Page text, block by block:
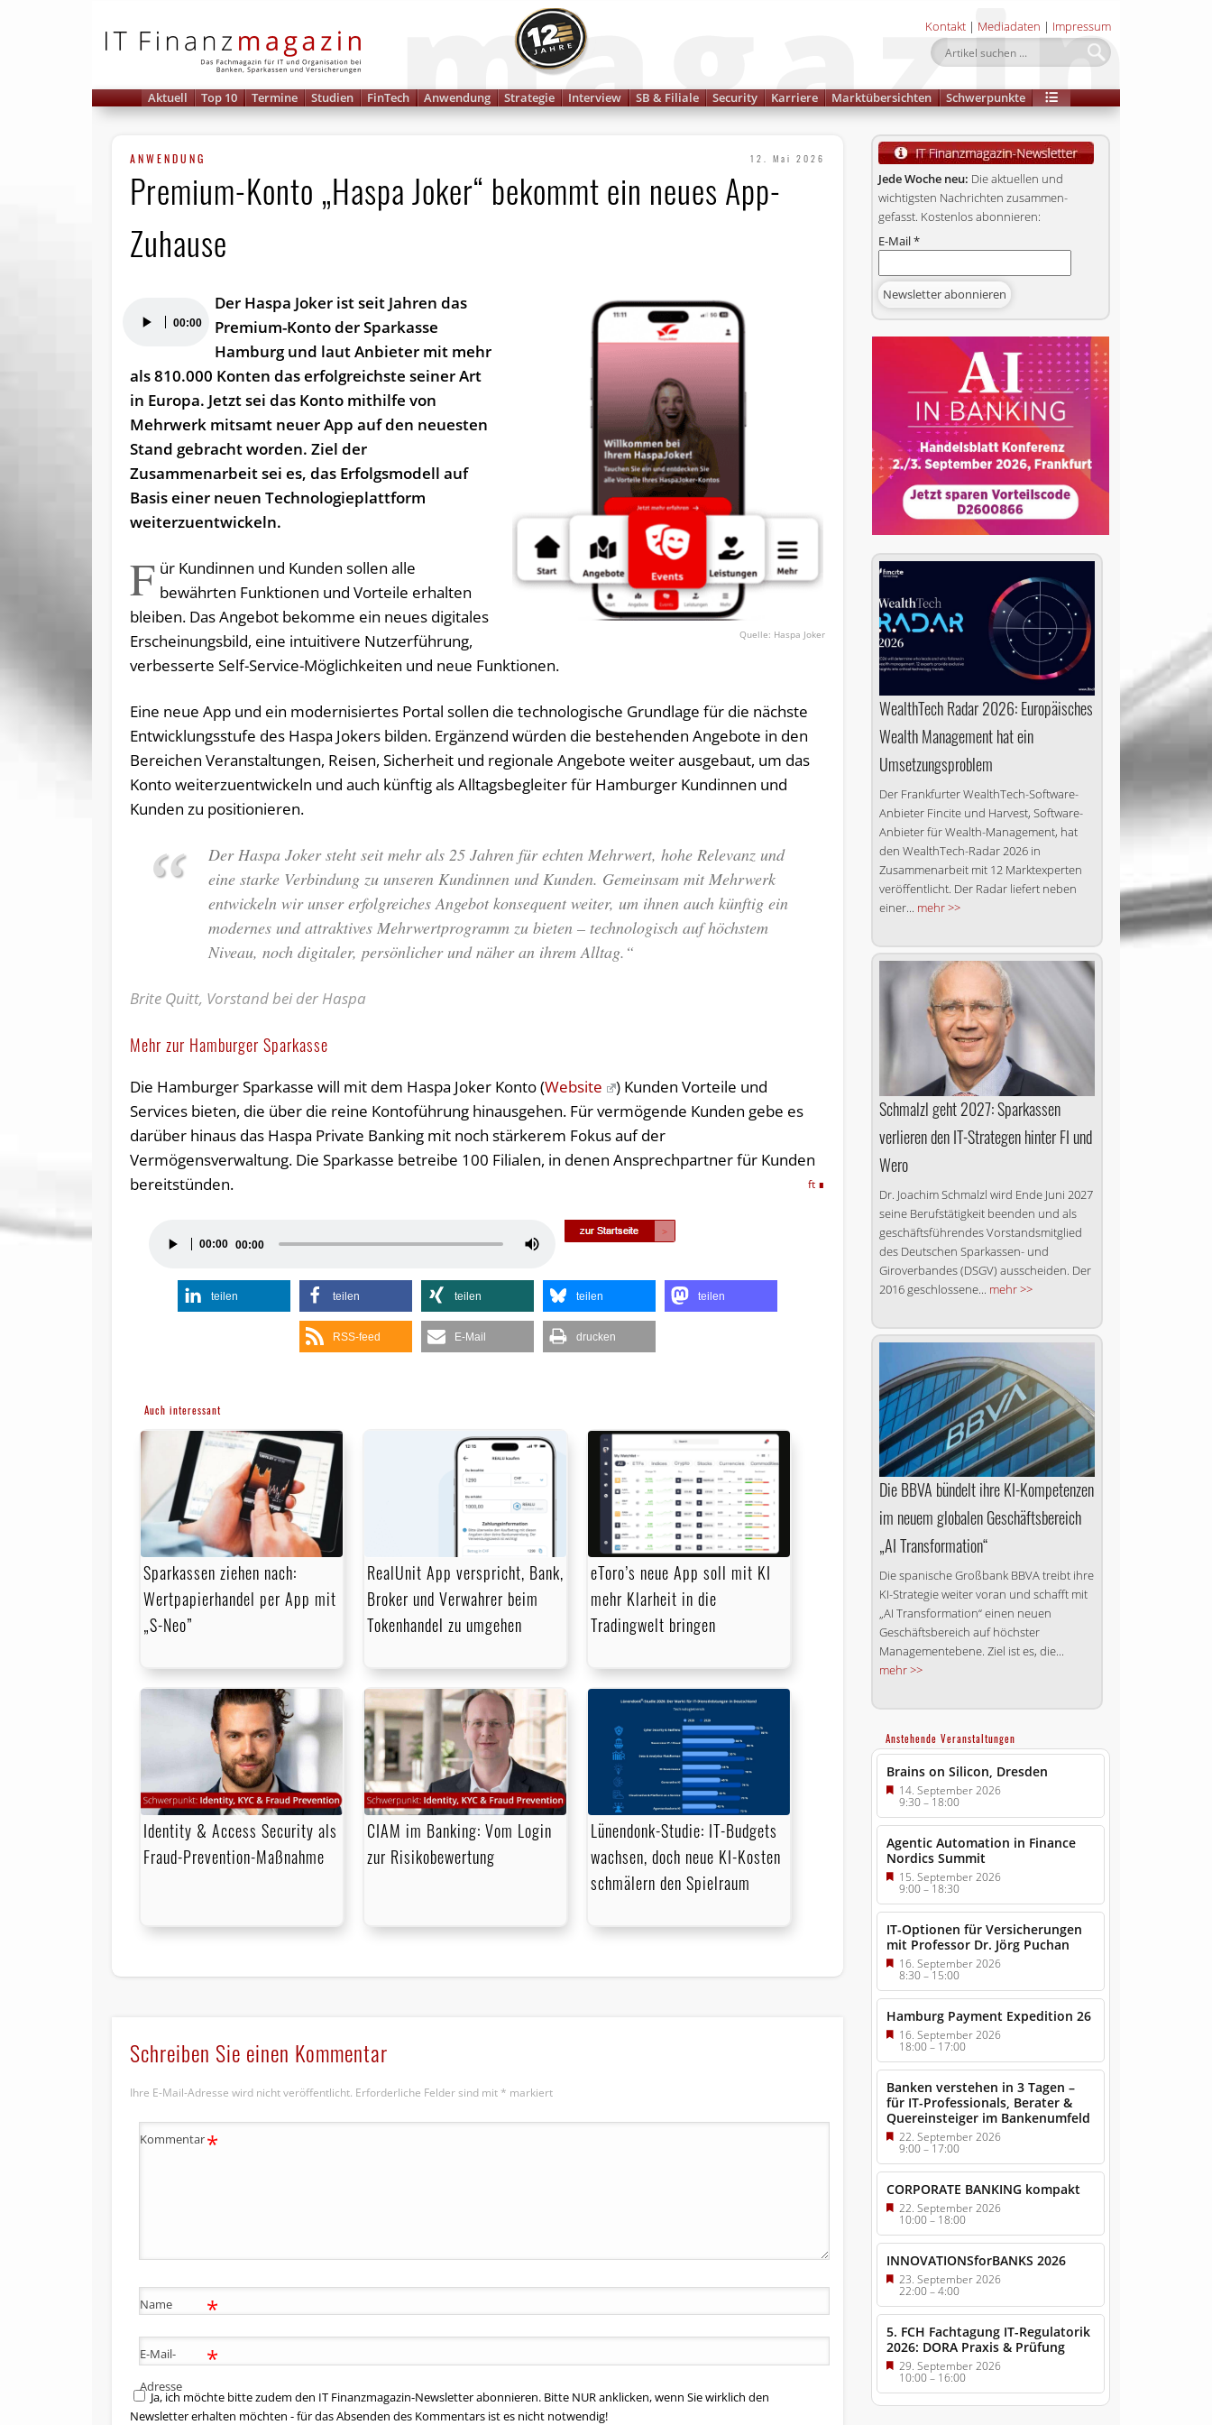
Kontakt | Mediadaten | Impressum
Aktuell Top 10 Termine Studien FinTech Anwendung Strategie Interview SB & Filiale Security Karriere Marktübersichten Schwerpunkte
ANWENDUNG 12. Mai 2026
Premium-Konto „Haspa Joker“ bekommt ein neues App-
Zuhause
Haspa Joker
Player 00:00
Der Haspa Joker ist seit Jahren das
Premium-Konto der Sparkasse
Hamburg und laut Anbieter mit mehr
als 810.000 Konten das erfolgreichste seiner Art
in Europa. Jetzt sei das Konto mithilfe von
Mehrwerk mitsamt neuer App auf den neuesten
Stand gebracht worden. Ziel der
Zusammenarbeit sei es, das Erfolgsmodell auf
Basis einer neuen Technologieplattform
weiterzuentwickeln.
F ür Kundinnen und Kunden sollen alle
bewährten Funktionen und Vorteile erhalten
bleiben. Das Angebot bekomme ein neues digitales
Erscheinungsbild, eine intuitivere Nutzerführung,
verbesserte Self-Service-Möglichkeiten und neue Funktionen.
Eine neue App und ein modernisiertes Portal sollen die technologische Grundlage für die nächste
Entwicklungsstufe des Haspa Jokers bilden. Ergänzend würden die bestehenden Angebote in den
Bereichen Veranstaltungen, Reisen, Sicherheit und regionale Angebote weiter ausgebaut, um das
Konto weiterzuentwickeln und auch künftig als Alltagsbegleiter für Hamburger Kundinnen und
Kunden zu positionieren.
Der Haspa Joker steht seit mehr als 25 Jahren für echten Mehrwert, hohe Relevanz und
eine starke Verbindung zu unseren Kundinnen und Kunden. Gemeinsam mit Mehrwerk
entwickeln wir unser erfolgreiches Angebot konsequent weiter, um ihnen auch künftig ein
modernes und attraktives Mehrwertprogramm zu bieten – technologisch auf höchstem
Niveau, noch digitaler, persönlicher und näher an ihrem Alltag.“
Brite Quitt, Vorstand bei der Haspa
Mehr zur Hamburger Sparkasse
Die Hamburger Sparkasse will mit dem Haspa Joker Konto (Website
) Kunden Vorteile und
Services bieten, die über die reine Kontoführung hinausgehen. Für vermögende Kunden gebe es
darüber hinaus das Haspa Private Banking mit noch stärkerem Fokus auf der
Vermögensverwaltung. Die Sparkasse betreibe 100 Filialen, in denen Ansprechpartner für Kunden
bereitstünden.
ft
Player
00:00 00:00
Pfeiltasten
benutzen,
um
teilen teilen teilen teilen teilen
RSS-feed E-Mail drucken
Auch interessant
Sparkassen ziehen nach:
Wertpapierhandel per App mit
„S-Neo”
RealUnit App verspricht, Bank,
Broker und Verwahrer beim
Tokenhandel zu umgehen
eToro’s neue App soll mit KI
mehr Klarheit in die
Tradingwelt bringen
Identity & Access Security als
Fraud-Prevention-Maßnahme
CIAM im Banking: Vom Login
zur Risikobewertung
Lünendonk-Studie: IT-Budgets
wachsen, doch neue KI-Kosten
schmälern den Spielraum
Schreiben Sie einen Kommentar
Ihre E-Mail-Adresse wird nicht veröffentlicht. Erforderliche Felder sind mit * markiert
Kommentar*
Name *
E-Mail-
Adresse
*
Ja, ich möchte bitte zudem den IT Finanzmagazin-Newsletter abonnieren. Bitte NUR anklicken, wenn Sie wirklich den
Newsletter erhalten möchten - für das Absenden des Kommentars ist es nicht notwendig!
Jede Woche neu: Die aktuellen und
wichtigsten Nachrichten zusammen­
gefasst. Kostenlos abonnieren:
E-Mail*
WealthTech Radar 2026: Europäisches
Wealth Management hat ein
Umsetzungsproblem
Der Frankfurter WealthTech-Software-
Anbieter Fincite und Harvest, Software-
Anbieter für Wealth-Management, hat
den WealthTech-Radar 2026 in
Zusammenarbeit mit 12 Marktexperten
veröffentlicht. Der Radar liefert neben
einer... mehr >>
Schmalzl geht 2027: Sparkassen
verlieren den IT-Strategen hinter FI und
Wero
Dr. Joachim Schmalzl wird Ende Juni 2027
seine Berufstätigkeit beenden und als
geschäftsführendes Vorstandsmitglied
des Deutschen Sparkassen- und
Giroverbandes (DSGV) ausscheiden. Der
2016 geschlossene... mehr >>
Die BBVA bündelt ihre KI-Kompetenzen
im neuem globalen Geschäftsbereich
„AI Transformation“
Die spanische Großbank BBVA treibt ihre
KI-Strategie weiter voran und schafft mit
„AI Transformation“ einen neuen
Geschäftsbereich auf höchster
Managementebene. Ziel ist es, die...
mehr >>
Anstehende Veranstaltungen
Brains on Silicon, Dresden
14. September 2026
9:30–18:00
Agentic Automation in Finance
Nordics Summit
15. September 2026
9:00–18:30
IT-Optionen für Versicherungen
mit Professor Dr. Jörg Puchan
16. September 2026
8:30–15:00
Hamburg Payment Expedition 26
16. September 2026
18:00– 17:00
Banken verstehen in 3 Tagen –
für IT-Professionals, Berater &
Quereinsteiger im Bankenumfeld
22. September 2026
9:00–17:00
CORPORATE BANKING kompakt
22. September 2026
10:00– 18:00
INNOVATIONSforBANKS 2026
23. September 2026
22:00–4:00
5. FCH Fachtagung IT-Regulatorik
2026: DORA Praxis & Prüfung
29. September 2026
10:00– 16:00